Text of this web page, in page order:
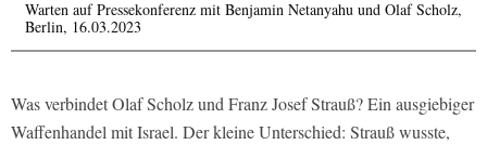
Warten auf Pressekonferenz mit Benjamin Netanyahu und Olaf Scholz,
Berlin, 16.03.2023
Was verbindet Olaf Scholz und Franz Josef Strauß? Ein ausgiebiger
Waffenhandel mit Israel. Der kleine Unterschied: Strauß wusste,